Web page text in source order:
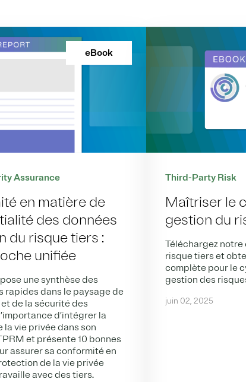
eBook
Assurance
en matière de
des données
du risque tiers :
unifiée
une synthèse des
rapides dans le paysage de
de la sécurité des
d’intégrer la
vie privée dans son
et présente 10 bonnes
assurer sa conformité en
de la vie privée
avec des tiers.
Third-Party Risk
Maîtriser le
gestion du
Téléchargez notre
risque tiers et
complète pour le
gestion des
juin 02, 2025